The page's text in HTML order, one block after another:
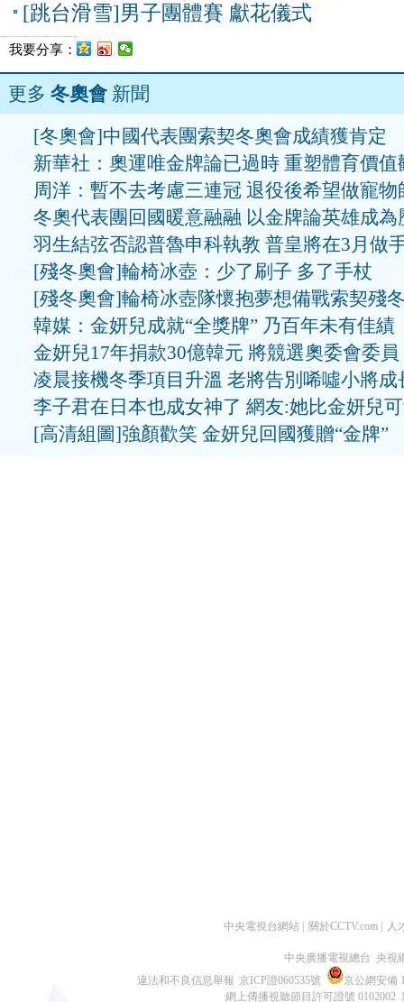
[跳台滑雪]男子團體賽 獻花儀式
我要分享：
更多 冬奧會新聞
[冬奧會]中國代表團索契冬奧會成績獲肯定
新華社：奧運唯金牌論已過時 重塑體育價值
周洋：暫不去考慮三連冠 退役後希望做寵物
冬奧代表團回國暖意融融 以金牌論英雄成為
羽生結弦否認普魯申科執教 普皇將在3月做
[殘冬奧會]輪椅冰壺：少了刷子 多了手杖
[殘冬奧會]輪椅冰壺隊懷抱夢想備戰索契殘
韓媒：金妍兒成就“全獎牌” 乃百年未有佳績
金妍兒17年捐款30億韓元 將競選奧委會委員
凌晨接機冬季項目升溫 老將告別唏噓小將成
李子君在日本也成女神了 網友:她比金妍兒
[高清組圖]強顏歡笑 金妍兒回國獲贈“金牌”
中央電視台網站 關於CCTV.com 人
中央廣播電視總台 央視
違法和不良信息舉報 京ICP證060535號
京公網安備
網上傳播視聽節目許可證號 0102002